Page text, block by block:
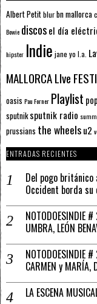
Albert Petitblurbn mallorca
Bowie discosel día
hipster Indie jane yo l.a.
MALLORCA LIve
oasis Pau Forner Playlist pop
sputnik sputnik radio
prussians the wheelsu2
ENTRADAS RECIENTES
Del pogo británico
Occident borda
NOTODOESINDIE #
UMBRA, LEÓN
NOTODOESINDIE #
CARMEN y MARÍA,
LA ESCENA